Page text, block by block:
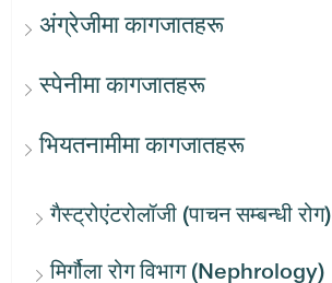
अंग्रेजीमा कागजातहरू
स्पेनीमा कागजातहरू
भियतनामीमा कागजातहरू
गैस्ट्रोएंटरोलॉजी (पाचन सम्बन्धी रोग)
मिर्गौला रोग विभाग (Nephrology)